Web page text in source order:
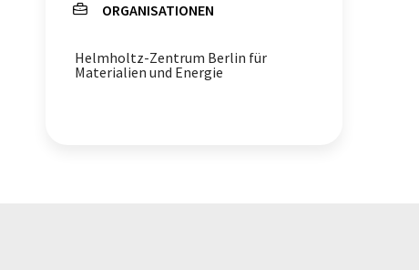
poröse Materialien
Batterielebensdauer
ORGANISATIONEN
Helmholtz-Zentrum Berlin für
Materialien und Energie